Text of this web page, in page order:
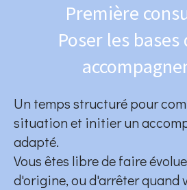
Première
Poser les
Un temps structuré pour
situation et initier un
adapté.
Vous êtes libre de faire
d'origine, ou d'arrêter quand